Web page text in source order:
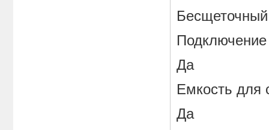
Бесщеточный
Да
Емкость
Да